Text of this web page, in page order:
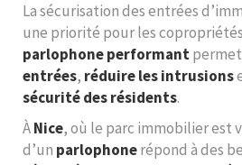
La sécurisation des entrées
une priorité pour les
parlophone performant
entrées, réduire les intrusions
sécurité des résidents.
ÀNice, où le parc immobilier est
d’un parlophonerépond à des